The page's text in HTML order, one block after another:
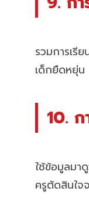
รวมการเรี
เด็กยืดหยุ่น
10.
ใช้ข้อมูลมา
ครูตัดสินใจ